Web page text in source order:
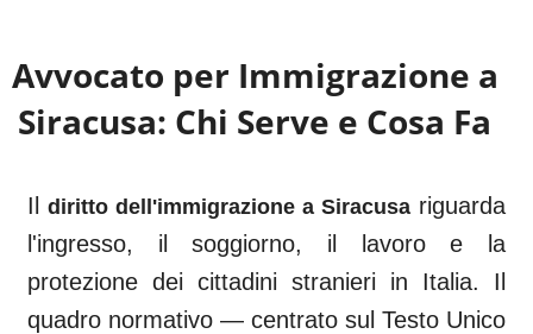
Avvocato per Immigrazione a
Siracusa: Chi Serve e Cosa Fa
Il diritto dell'immigrazione a Siracusa riguarda
l'ingresso, il soggiorno, il lavoro e la
protezione dei cittadini stranieri in Italia. Il
quadro normativo — centrato sul Testo Unico